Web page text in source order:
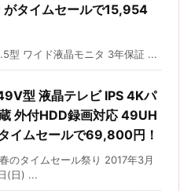
がタイムセールで15,954
型 ワイド液晶モニタ 3年保証 ...
型 液晶テレビ IPS 4Kパ
外付HDD録画対応 49UH
イムセールで69,800円！
のタイムセール祭り 2017年3月
(日) ...